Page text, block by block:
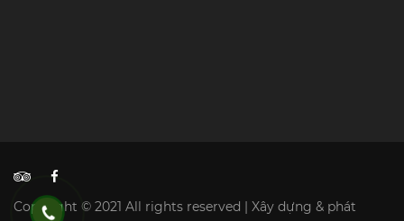
Copyright © 2021 All rights reserved | Xây dựng & phát